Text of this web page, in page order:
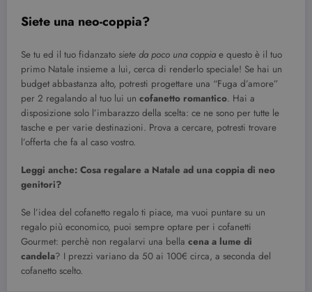
Siete una neo-coppia?
Se tu ed il tuo fidanzato siete da poco una coppia e questo è il tuo
primo Natale insieme a lui, cerca di renderlo speciale! Se hai un
budget abbastanza alto, potresti progettare una “Fuga d’amore”
per 2 regalando al tuo lui un cofanetto romantico. Hai a
disposizione solo l’imbarazzo della scelta: ce ne sono per tutte le
tasche e per varie destinazioni. Prova a cercare, potresti trovare
l’offerta che fa al caso vostro.
Leggi anche: Cosa regalare a Natale ad una coppia di neo
genitori?
Se l’idea del cofanetto regalo ti piace, ma vuoi puntare su un
regalo più economico, puoi sempre optare per i cofanetti
Gourmet: perchè non regalarvi una bella cena a lume di
candela? I prezzi variano da 50 ai 100€ circa, a seconda del
cofanetto scelto.